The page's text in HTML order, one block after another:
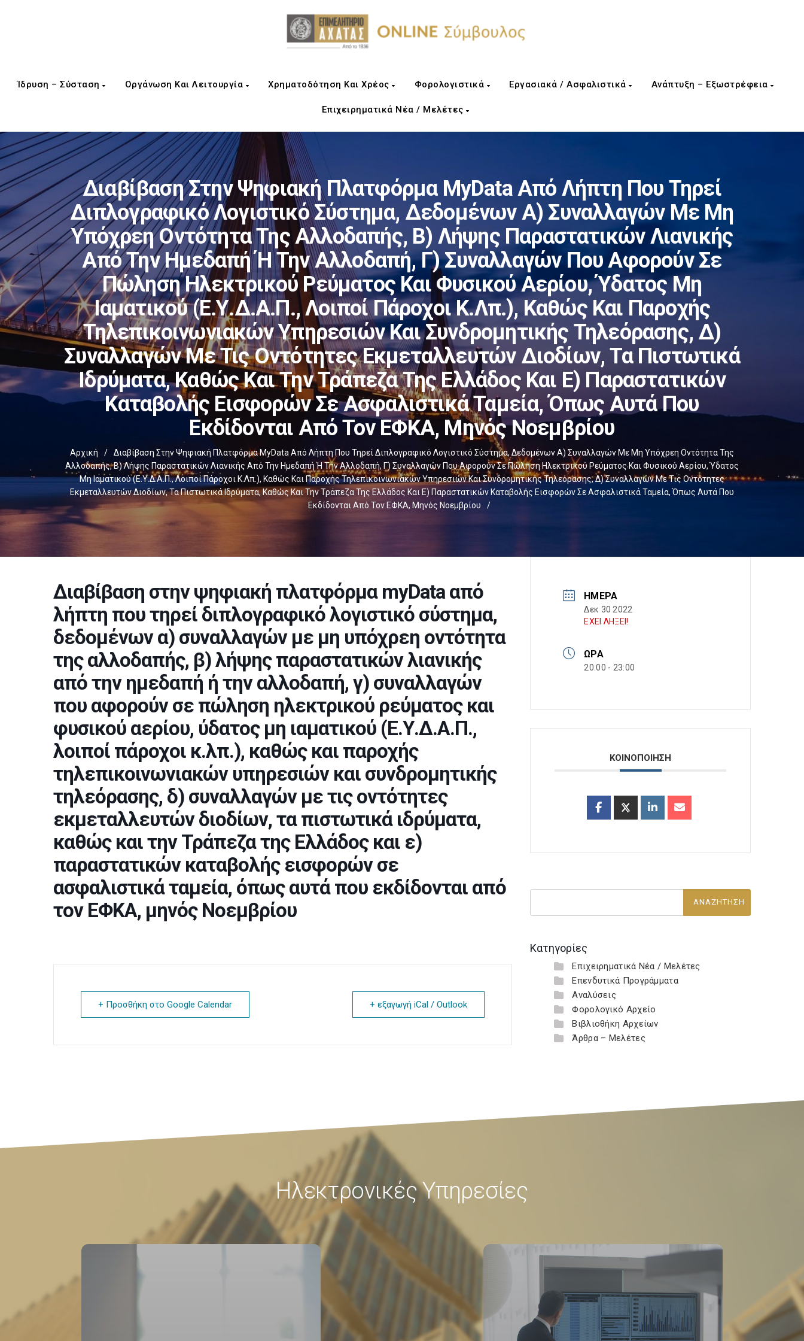
Ίδρυση – Σύσταση Οργάνωση Και Λειτουργία Χρηματοδότηση Και Χρέος Φορολογιστικά Εργασιακά / Ασφαλιστικά Ανάπτυξη – Εξωστρέφεια
Επιχειρηματικά Νέα / Μελέτες
Διαβίβαση Στην Ψηφιακή Πλατφόρμα MyData Από Λήπτη Που Τηρεί
Διπλογραφικό Λογιστικό Σύστημα, Δεδομένων Α) Συναλλαγών Με Μη
Υπόχρεη Οντότητα Της Αλλοδαπής, Β) Λήψης Παραστατικών Λιανικής
Από Την Ημεδαπή Ή Την Αλλοδαπή, Γ) Συναλλαγών Που Αφορούν Σε
Πώληση Ηλεκτρικού Ρεύματος Και Φυσικού Αερίου, Ύδατος Μη
Ιαματικού (Ε.Υ.Δ.Α.Π., Λοιποί Πάροχοι Κ.λπ.), Καθώς Και Παροχής
Τηλεπικοινωνιακών Υπηρεσιών Και Συνδρομητικής Τηλεόρασης, Δ)
Συναλλαγών Με Τις Οντότητες Εκμεταλλευτών Διοδίων, Τα Πιστωτικά
Ιδρύματα, Καθώς Και Την Τράπεζα Της Ελλάδος Και Ε) Παραστατικών
Καταβολής Εισφορών Σε Ασφαλιστικά Ταμεία, Όπως Αυτά Που
Εκδίδονται Από Τον ΕΦΚΑ, Μηνός Νοεμβρίου
Αρχική /
Διαβίβαση Στην Ψηφιακή Πλατφόρμα MyData Από Λήπτη Που Τηρεί Διπλογραφικό Λογιστικό Σύστημα, Δεδομένων Α) Συναλλαγών Με Μη Υπόχρεη Οντότητα Της
Αλλοδαπής, Β) Λήψης Παραστατικών Λιανικής Από Την Ημεδαπή Ή Την Αλλοδαπή, Γ) Συναλλαγών Που Αφορούν Σε Πώληση Ηλεκτρικού Ρεύματος Και Φυσικού Αερίου, Ύδατος
Μη Ιαματικού (Ε.Υ.Δ.Α.Π., Λοιποί Πάροχοι Κ.λπ.), Καθώς Και Παροχής Τηλεπικοινωνιακών Υπηρεσιών Και Συνδρομητικής Τηλεόρασης, Δ) Συναλλαγών Με Τις Οντότητες
Εκμεταλλευτών Διοδίων, Τα Πιστωτικά Ιδρύματα, Καθώς Και Την Τράπεζα Της Ελλάδος Και Ε) Παραστατικών Καταβολής Εισφορών Σε Ασφαλιστικά Ταμεία, Όπως Αυτά Που
Εκδίδονται Από Τον ΕΦΚΑ, Μηνός Νοεμβρίου
/
Διαβίβαση στην ψηφιακή πλατφόρμα myData από
λήπτη που τηρεί διπλογραφικό λογιστικό σύστημα,
δεδομένων α) συναλλαγών με μη υπόχρεη οντότητα
της αλλοδαπής, β) λήψης παραστατικών λιανικής
από την ημεδαπή ή την αλλοδαπή, γ) συναλλαγών
που αφορούν σε πώληση ηλεκτρικού ρεύματος και
φυσικού αερίου, ύδατος μη ιαματικού (Ε.Υ.Δ.Α.Π.,
λοιποί πάροχοι κ.λπ.), καθώς και παροχής
τηλεπικοινωνιακών υπηρεσιών και συνδρομητικής
τηλεόρασης, δ) συναλλαγών με τις οντότητες
εκμεταλλευτών διοδίων, τα πιστωτικά ιδρύματα,
καθώς και την Τράπεζα της Ελλάδος και ε)
παραστατικών καταβολής εισφορών σε
ασφαλιστικά ταμεία, όπως αυτά που εκδίδονται από
τον ΕΦΚΑ, μηνός Νοεμβρίου
+ Προσθήκη στο Google Calendar + εξαγωγή iCal / Outlook
ΗΜΈΡΑ
Δεκ 30 2022
ΕΧΕΙ ΛΗΞΕΙ!
ΏΡΑ
20:00 - 23:00
ΚΟΙΝΟΠΟΙΗΣΗ
Κατηγορίες
Επιχειρηματικά Νέα / Μελέτες
Επενδυτικά Προγράμματα
Αναλύσεις
Φορολογικό Αρχείο
Βιβλιοθήκη Αρχείων
Άρθρα – Μελέτες
Ηλεκτρονικές Υπηρεσίες